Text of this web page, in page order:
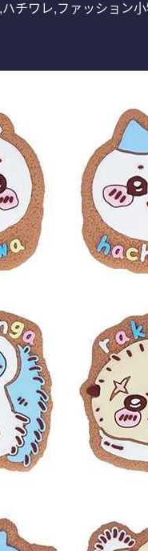
チワレ,ファッション